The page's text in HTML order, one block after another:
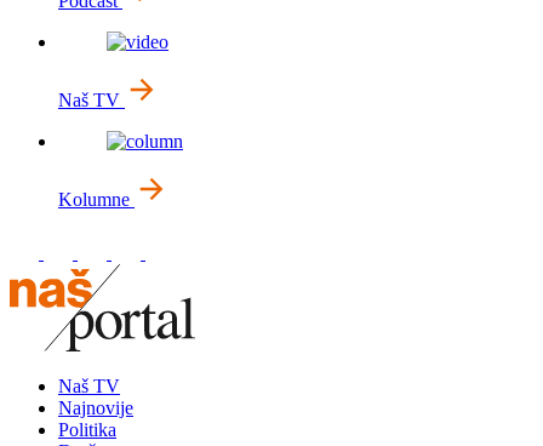
Naš TV
Kolumne
Naš TV
Najnovije
Politika